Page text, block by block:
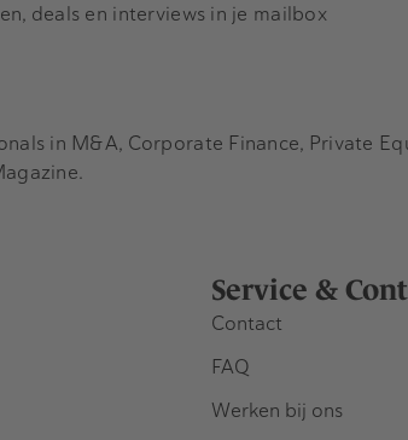
deals en interviews in je mailbox
Service &
Contact
FAQ
Werken bij ons
in M&A, Corporate Finance, Private